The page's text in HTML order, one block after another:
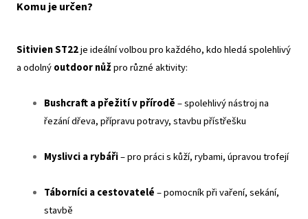
Komu je určen?
Sitivien ST22je ideální volbou pro každého, kdo hledá spolehlivý
a odolnýoutdoor nůžpro různé aktivity:
Bushcraft a přežití v přírodě– spolehlivý nástroj na
řezání dřeva, přípravu potravy, stavbu přístřešku
Myslivci a rybáři– pro práci s kůží, rybami, úpravou trofejí
Táborníci a cestovatelé– pomocník při vaření, sekání,
stavbě